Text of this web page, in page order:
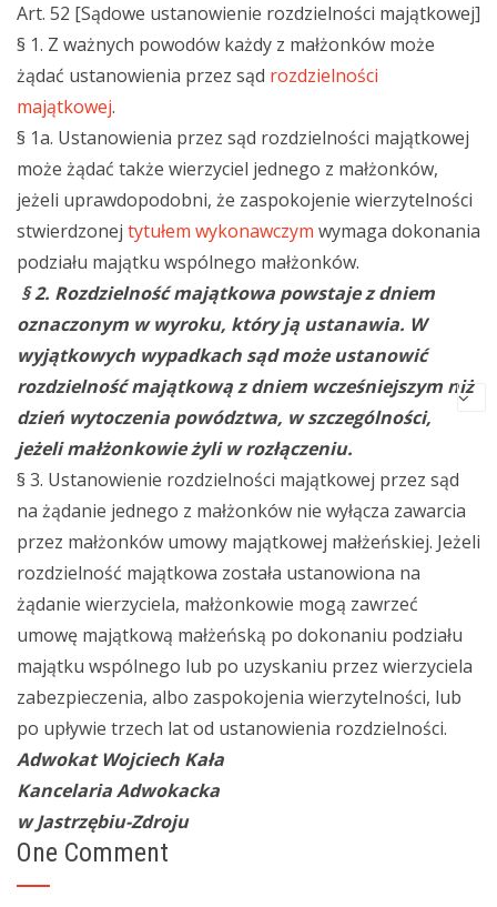
Art. 52 [Sądowe ustanowienie rozdzielności majątkowej]
§ 1. Z ważnych powodów każdy z małżonków może
żądać ustanowienia przez sąd rozdzielności
majątkowej.
§ 1a. Ustanowienia przez sąd rozdzielności majątkowej
może żądać także wierzyciel jednego z małżonków,
jeżeli uprawdopodobni, że zaspokojenie wierzytelności
stwierdzonej tytułem wykonawczym wymaga dokonania
podziału majątku wspólnego małżonków.
§ 2. Rozdzielność majątkowa powstaje z dniem
oznaczonym w wyroku, który ją ustanawia. W
wyjątkowych wypadkach sąd może ustanowić
rozdzielność majątkową z dniem wcześniejszym niż
dzień wytoczenia powództwa, w szczególności,
jeżeli małżonkowie żyli w rozłączeniu.
§ 3. Ustanowienie rozdzielności majątkowej przez sąd
na żądanie jednego z małżonków nie wyłącza zawarcia
przez małżonków umowy majątkowej małżeńskiej. Jeżeli
rozdzielność majątkowa została ustanowiona na
żądanie wierzyciela, małżonkowie mogą zawrzeć
umowę majątkową małżeńską po dokonaniu podziału
majątku wspólnego lub po uzyskaniu przez wierzyciela
zabezpieczenia, albo zaspokojenia wierzytelności, lub
po upływie trzech lat od ustanowienia rozdzielności.
Adwokat Wojciech Kała
Kancelaria Adwokacka
w Jastrzębiu-Zdroju
One Comment